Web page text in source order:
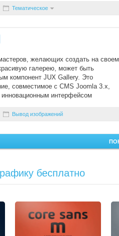
Тематическое
желающих создать на своем
галерею, может быть
компонент JUX Gallery. Это
совместимое с CMS Joomla 3.х,
инновационным интерфейсом
Вывод изображений
бесплатно